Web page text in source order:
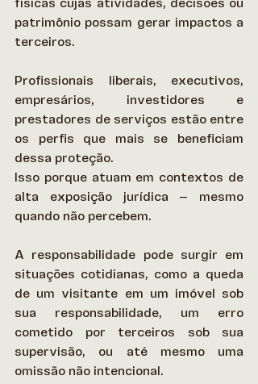
patrimônio possam gerar impactos a
terceiros.
Profissionais liberais, executivos,
empresários, investidores e
prestadores de serviços estão entre
os perfis que mais se beneficiam
dessa proteção.
Isso porque atuam em contextos de
alta exposição jurídica — mesmo
quando não percebem.
A responsabilidade pode surgir em
situações cotidianas, como a queda
de um visitante em um imóvel sob
sua responsabilidade, um erro
cometido por terceiros sob sua
supervisão, ou até mesmo uma
omissão não intencional.